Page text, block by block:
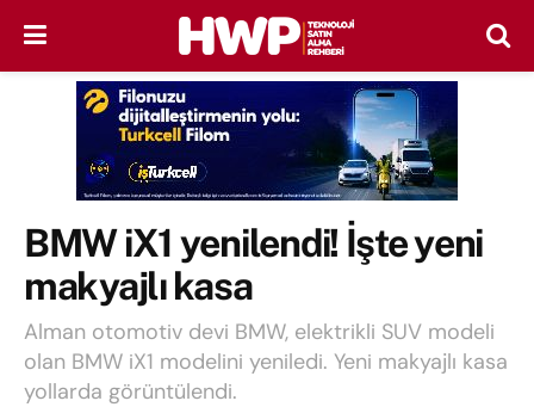
BMW iX1 yenilendi! İşte yeni
makyajlı kasa
Alman otomotiv devi BMW, elektrikli SUV modeli
olan BMW iX1 modelini yeniledi. Yeni makyajlı kasa
yollarda görüntülendi.